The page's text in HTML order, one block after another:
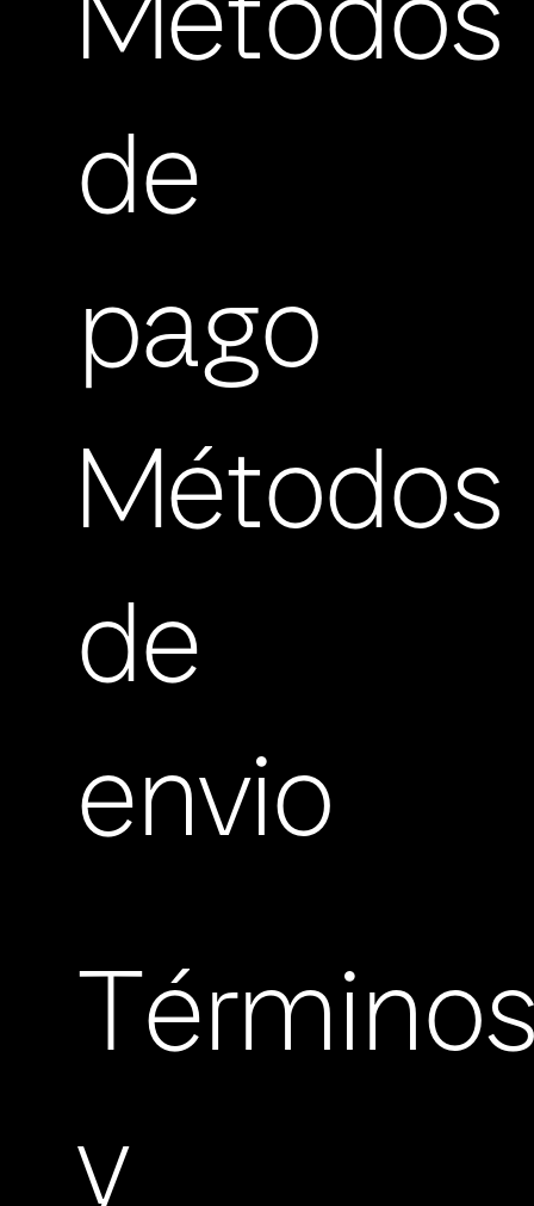
Métodos
de
pago
Métodos
de
envio
y